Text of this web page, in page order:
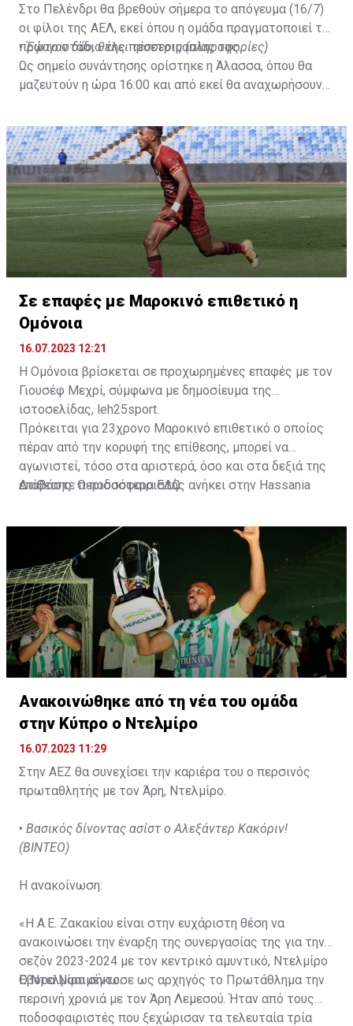
Στο Πελένδρι θα βρεθούν σήμερα το απόγευμα (16/7)
οι φίλοι της ΑΕΛ, εκεί όπου η ομάδα πραγματοποιεί το
πρώτο στάδιο της προετοιμασίας της.
•Έφυγαν δύο, θέλει τέσσερις (πληροφορίες)
Ως σημείο συνάντησης ορίστηκε η Άλασσα, όπου θα
μαζευτούν η ώρα 16:00 και από εκεί θα αναχωρήσουν
της ομάδας.
Σε επαφές με Μαροκινό επιθετικό η
Ομόνοια
16.07.2023 12:21
Η Ομόνοια βρίσκεται σε προχωρημένες επαφές με τον
Γιουσέφ Μεχρί, σύμφωνα με δημοσίευμα της
ιστοσελίδας, leh25sport.
Πρόκειται για 23χρονο Μαροκινό επιθετικό ο οποίος
πέραν από την κορυφή της επίθεσης, μπορεί να
αγωνιστεί, τόσο στα αριστερά, όσο και στα δεξιά της
επίθεσης. Ο ποδοσφαιριστής ανήκει στην Hassania
Διαβάστε περισσότεραΕΔΩ.
Ανακοινώθηκε από τη νέα του ομάδα
στην Κύπρο ο Ντελμίρο
16.07.2023 11:29
Στην ΑΕΖ θα συνεχίσει την καριέρα του ο περσινός
πρωταθλητής με τον Άρη, Ντελμίρο.
• Βασικός δίνοντας ασίστ ο Αλεξάντερ Κακόριν!
(ΒΙΝΤΕΟ)
Η ανακοίνωση:
«Η Α.Ε. Ζακακίου είναι στην ευχάριστη θέση να
ανακοινώσει την έναρξη της συνεργασίας της για την
σεζόν 2023-2024 με τον κεντρικό αμυντικό, Ντελμίρο
Έβορα Νασιμέντο.
Ο Ντελμίρο σήκωσε ως αρχηγός το Πρωτάθλημα την
περσινή χρονιά με τον Άρη Λεμεσού. Ήταν από τους
ποδοσφαιριστές που ξεχώρισαν τα τελευταία τρία